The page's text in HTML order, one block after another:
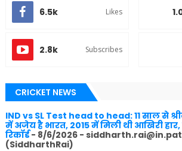
6.5k Likes
2.8k Subscribes
CRICKET NEWS
IND vs SL Test head to head: 11 साल से
में अजेय है भारत, 2015 में मिली थी आखिरी
रिकॉर्ड- 8/6/2026-
(SiddharthRai)